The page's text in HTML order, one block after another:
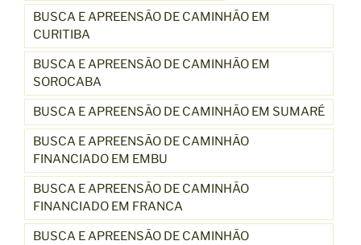
BUSCA E APREENSÃO DE CAMINHÃO EM
CURITIBA
BUSCA E APREENSÃO DE CAMINHÃO EM
SOROCABA
BUSCA E APREENSÃO DE CAMINHÃO EM SUMARÉ
BUSCA E APREENSÃO DE CAMINHÃO
FINANCIADO EM EMBU
BUSCA E APREENSÃO DE CAMINHÃO
FINANCIADO EM FRANCA
BUSCA E APREENSÃO DE CAMINHÃO